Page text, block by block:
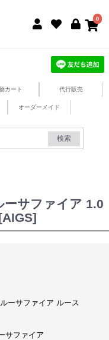
0
カート 代行販売
オーダーメイド
検索
ーサファイア 1.0
ーサファイア ルース
サファイア